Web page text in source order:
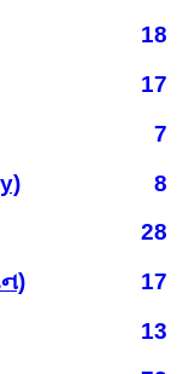
18
17
7
8
28
17
13